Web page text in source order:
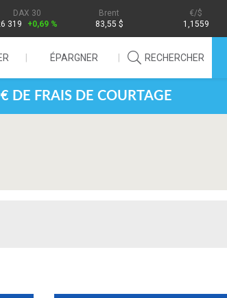
DAX 30
319
+0,69 %
Brent
83,55 $
/$
1,1559
ÉPARGNER RECHERCHER
DE FRAIS DE COURTAGE